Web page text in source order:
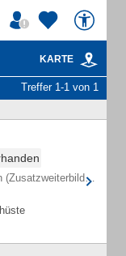
KARTE
Treffer 1-1 von 1
Ärzte: Rehabilitationswesen (Zusatzweiterbildung)